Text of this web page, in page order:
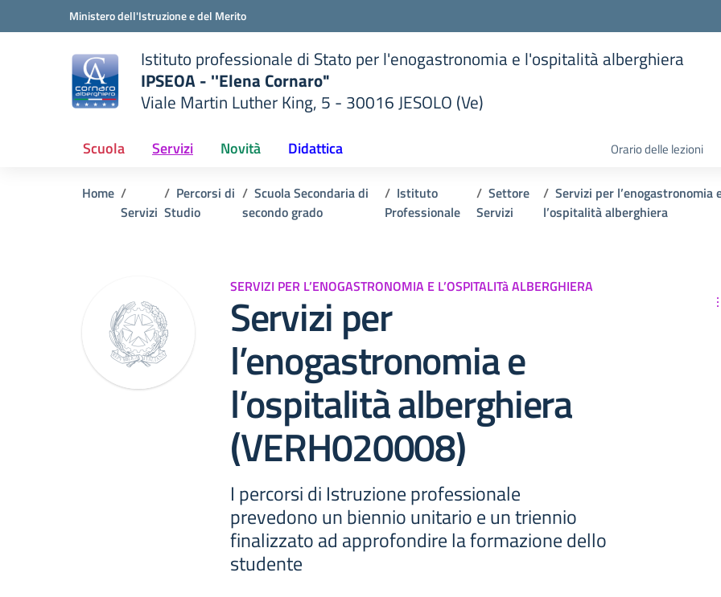
Vai ai contenuti
Vai al menu di navigazioneMinistero dell'Istruzione e del Merito
Istituto professionale di Stato per l'enogastronomia e l'ospitalità alberghiera
IPSEOA - ''Elena Cornaro"
Viale Martin Luther King, 5 - 30016 JESOLO (Ve)
Scuola Servizi Novità Didattica Orario delle lezioni
Home
Servizi
Percorsi di
Studio
Scuola Secondaria di
secondo grado
Istituto
Professionale
Settore
Servizi
Servizi per l’enogastronomia
l’ospitalità alberghiera
SERVIZI PER L’ENOGASTRONOMIA E L’OSPITALITà ALBERGHIERA
Servizi per
l’enogastronomia e
l’ospitalità alberghiera
(VERH020008)
I percorsi di Istruzione professionale
prevedono un biennio unitario e un triennio
finalizzato ad approfondire la formazione dello
studente